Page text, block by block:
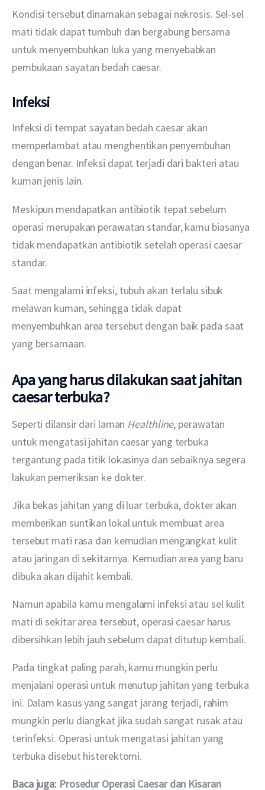
Kondisi tersebut dinamakan sebagai nekrosis. Sel-sel
mati tidak dapat tumbuh dan bergabung bersama
untuk menyembuhkan luka yang menyebabkan
pembukaan sayatan bedah caesar.
Infeksi
Infeksi di tempat sayatan bedah caesar akan
memperlambat atau menghentikan penyembuhan
dengan benar. Infeksi dapat terjadi dari bakteri atau
kuman jenis lain.
Meskipun mendapatkan antibiotik tepat sebelum
operasi merupakan perawatan standar, kamu biasanya
tidak mendapatkan antibiotik setelah operasi caesar
standar.
Saat mengalami infeksi, tubuh akan terlalu sibuk
melawan kuman, sehingga tidak dapat
menyembuhkan area tersebut dengan baik pada saat
yang bersamaan.
Apa yang harus dilakukan saat jahitan
caesar terbuka?
Seperti dilansir dari laman Healthline, perawatan
untuk mengatasi jahitan caesar yang terbuka
tergantung pada titik lokasinya dan sebaiknya segera
lakukan pemeriksan ke dokter.
Jika bekas jahitan yang di luar terbuka, dokter akan
memberikan suntikan lokal untuk membuat area
tersebut mati rasa dan kemudian mengangkat kulit
atau jaringan di sekitarnya. Kemudian area yang baru
dibuka akan dijahit kembali.
Namun apabila kamu mengalami infeksi atau sel kulit
mati di sekitar area tersebut, operasi caesar harus
dibersihkan lebih jauh sebelum dapat ditutup kembali.
Pada tingkat paling parah, kamu mungkin perlu
menjalani operasi untuk menutup jahitan yang terbuka
ini. Dalam kasus yang sangat jarang terjadi, rahim
mungkin perlu diangkat jika sudah sangat rusak atau
terinfeksi. Operasi untuk mengatasi jahitan yang
terbuka disebut histerektomi.
Baca juga: Prosedur Operasi Caesar dan Kisaran